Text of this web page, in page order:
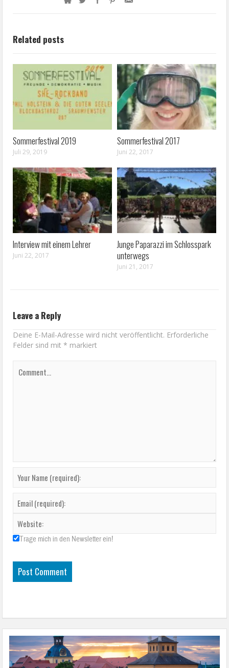
Related posts
Sommerfestival 2019
Juli 29, 2019
Sommerfestival 2017
Juni 22, 2017
Interview mit einem Lehrer
Juni 22, 2017
Junge Paparazzi im Schlosspark
unterwegs
Juni 21, 2017
Leave a Reply
Deine E-Mail-Adresse wird nicht veröffentlicht. Erforderliche
Felder sind mit* markiert
Trage mich in den Newsletter ein!